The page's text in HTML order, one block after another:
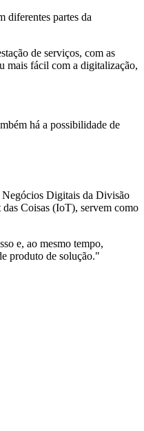
diferentes partes da
de serviços, com as
mais fácil com a digitalização,
há a possibilidade de
Negócios Digitais da Divisão
Coisas (IoT), servem como
e, ao mesmo tempo,
produto de solução."